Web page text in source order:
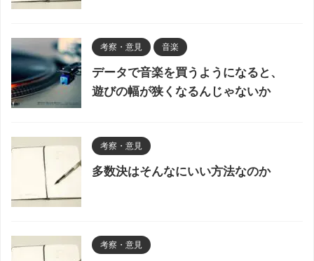
考察・意見 音楽
データで音楽を買うようになると、
遊びの幅が狭くなるんじゃないか
考察・意見
多数決はそんなにいい方法なのか
考察・意見